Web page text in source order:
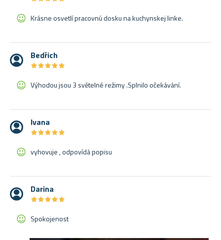
Krásne osvetlí pracovnú dosku na kuchynskej linke.
Bedřich
★★★★★
★★★★★
Výhodou jsou 3 světelné režimy .Splnilo očekávání.
Ivana
★★★★★
★★★★★
vyhovuje , odpovídá popisu
Darina
★★★★★
★★★★★
Spokojenost